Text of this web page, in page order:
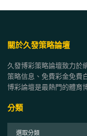
關於久發策略論壇
久發博彩策略論壇致力於
策略信息、免費彩金免費
博彩論壇是最熱門的體育
分類